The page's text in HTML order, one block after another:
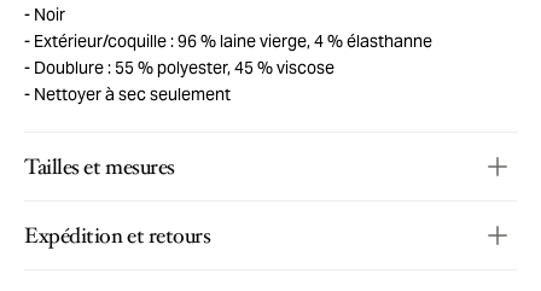
Noir
Extérieur/coquille : 96 % laine vierge, 4 % élasthanne
Doublure : 55 % polyester, 45 % viscose
Nettoyer à sec seulement
Tailles et mesures
Expédition et retours